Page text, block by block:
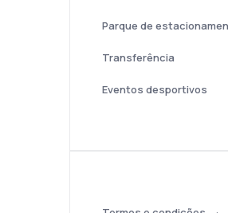
Parque de
Transferência
Eventos desportivos